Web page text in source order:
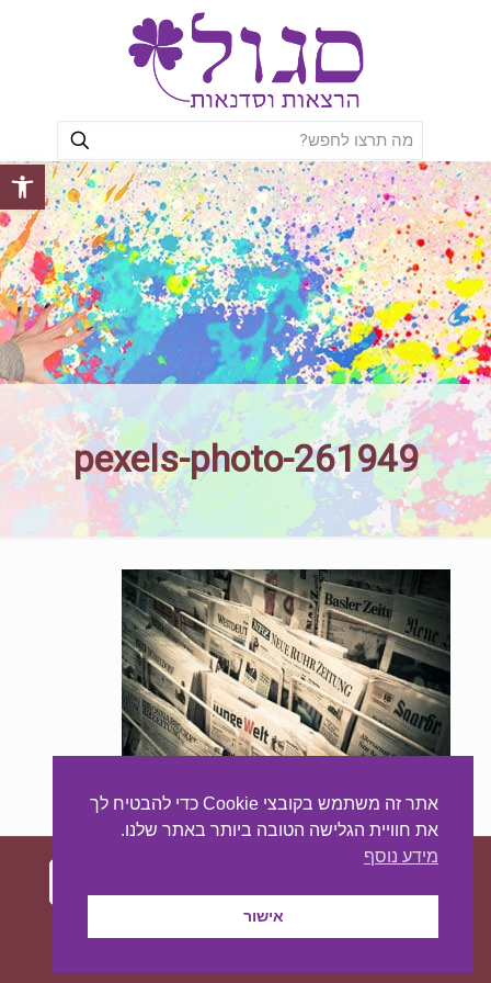
פתח
pexels-photo-261949
עיצוב ובניית האתר:מאסטר סייט - יצירת נוכחות
באינטרנט
אתר זה משתמש בקובצי Cookie כדי להבטיח לך
את חוויית הגלישה הטובה ביותר באתר שלנו.
מידע נוסף
אישור